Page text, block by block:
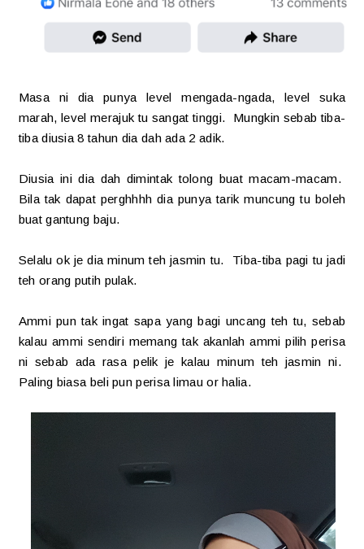
Masa ni dia punya level mengada-ngada, level suka
marah, level merajuk tu sangat tinggi. Mungkin sebab tiba-
tiba diusia 8 tahun dia dah ada 2 adik.
Diusia ini dia dah dimintak tolong buat macam-macam.
Bila tak dapat perghhhh dia punya tarik muncung tu boleh
buat gantung baju.
Selalu ok je dia minum teh jasmin tu. Tiba-tiba pagi tu jadi
teh orang putih pulak.
Ammi pun tak ingat sapa yang bagi uncang teh tu, sebab
kalau ammi sendiri memang tak akanlah ammi pilih perisa
ni sebab ada rasa pelik je kalau minum teh jasmin ni.
Paling biasa beli pun perisa limau or halia.